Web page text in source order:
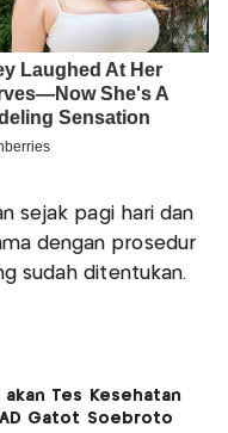
sejak pagi hari dan
dengan prosedur
sudah ditentukan.
Tes Kesehatan
Gatot Soebroto